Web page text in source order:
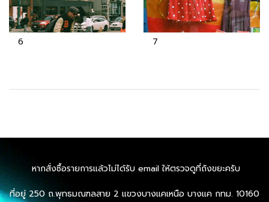
6 7
หากสั่งซื้อรายการแล้วไม่ได้รับ email ให้ตรวจดูที่ถังขยะครับ
ที่อยู่ 250 ถ.พุทธมณฑลสาย 2 แขวงบางแคเหนือ บางแค กทม. 10160